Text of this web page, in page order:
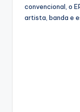
convencional, o
artista, banda e